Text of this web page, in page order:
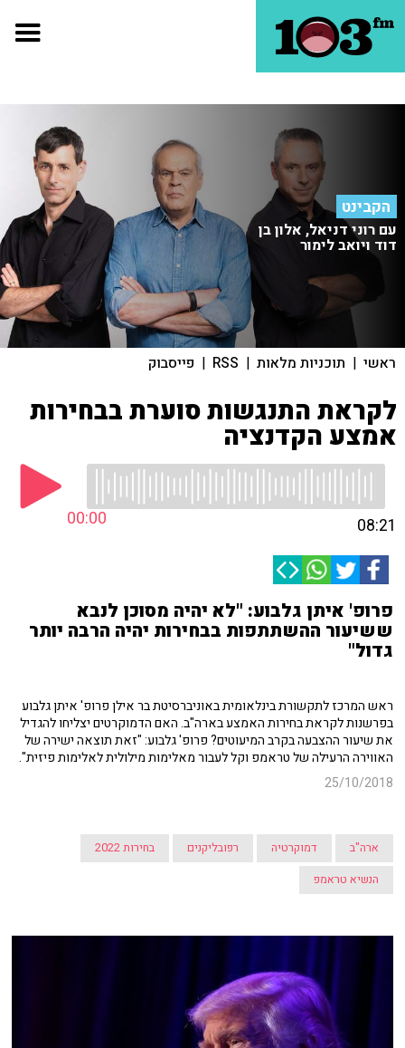
הקבינט
עם רוני דניאל, אלון בן
דוד ויואב לימור
ראשי | תוכניות מלאות |
RSS
| פייסבוק
לקראת התנגשות סוערת בבחירות
אמצע הקדנציה
00:00 08:21
פרופ' איתן גלבוע: "לא יהיה מסוכן לנבא
ששיעור ההשתתפות בבחירות יהיה הרבה יותר
גדול"
ראש המרכז לתקשורת בינלאומית באוניברסיטת בר אילן פרופ' איתן גלבוע
בפרשנות לקראת בחירות האמצע בארה"ב. האם הדמוקרטים יצליחו להגדיל
את שיעור ההצבעה בקרב המיעוטים? פרופ' גלבוע: "זאת תוצאה ישירה של
האווירה הרעילה של טראמפ וקל לעבור מאלימות מילולית לאלימות פיזית".
25/10/2018
ארה"ב דמוקרטיה רפובליקנים
בחירות 2022
הנשיא טראמפ